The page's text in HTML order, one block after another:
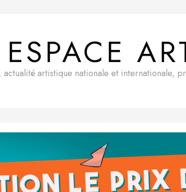
ESPACE
artistique nationale et internationale,